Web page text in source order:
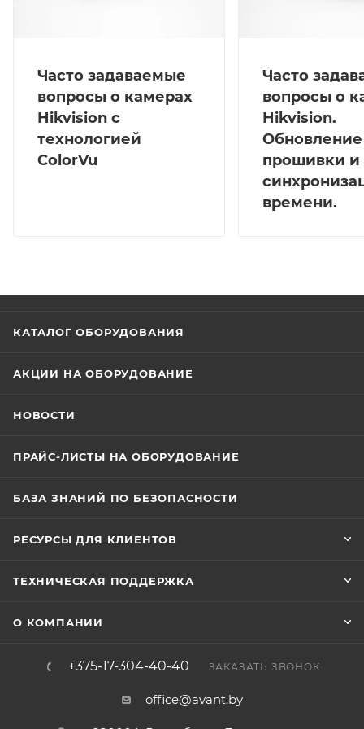
Часто задаваемые
вопросы о камерах
Hikvision с
технологией
ColorVu
Часто
вопросы о
Hikvision.
Обновление
прошивки и
времени.
КАТАЛОГ ОБОРУДОВАНИЯ
АКЦИИ НА ОБОРУДОВАНИЕ
НОВОСТИ
ПРАЙС-ЛИСТЫ НА ОБОРУДОВАНИЕ
БАЗА ЗНАНИЙ ПО БЕЗОПАСНОСТИ
РЕСУРСЫ ДЛЯ КЛИЕНТОВ
ТЕХНИЧЕСКАЯ ПОДДЕРЖКА
О КОМПАНИИ
+375-17-304-40-40 ЗАКАЗАТЬ ЗВОНОК
office@avant.by